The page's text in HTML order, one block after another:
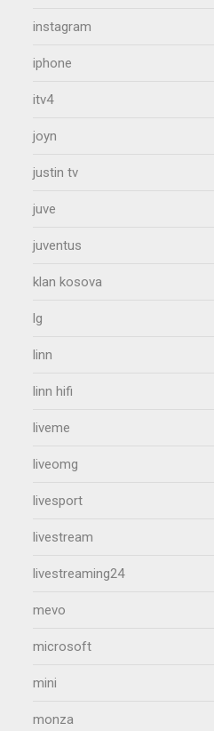
instagram
iphone
itv4
joyn
justin tv
juve
juventus
klan kosova
lg
linn
linn hifi
liveme
liveomg
livesport
livestream
livestreaming24
mevo
microsoft
mini
monza